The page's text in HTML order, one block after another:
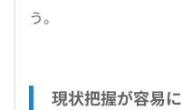
う。
現状把握が容易に